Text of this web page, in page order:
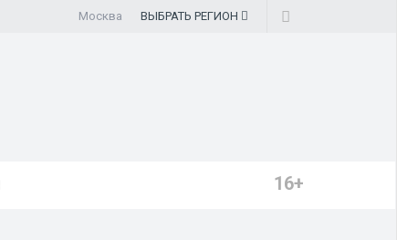
Москва ВЫБРАТЬ РЕГИОН
16+